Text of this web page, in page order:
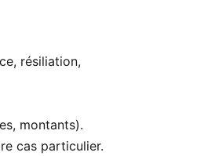
résiliation,
montants).
cas particulier.